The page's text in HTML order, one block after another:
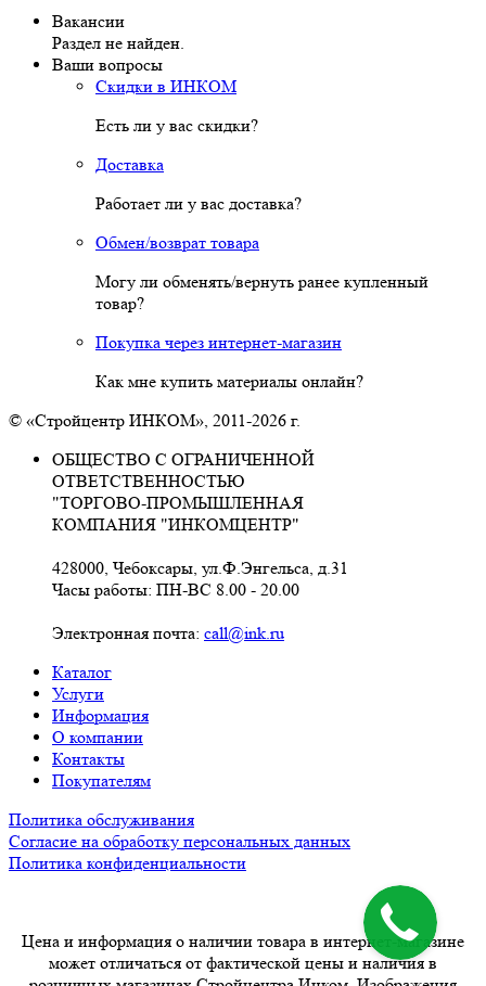
Вакансии
Раздел не найден.
Ваши вопросы
Скидки в ИНКОМ
Есть ли у вас скидки?
Доставка
Работает ли у вас доставка?
Обмен/возврат товара
Могу ли обменять/вернуть ранее купленный
товар?
Покупка через интернет-магазин
Как мне купить материалы онлайн?
© «Стройцентр ИНКОМ», 2011-2026 г.
ОБЩЕСТВО С ОГРАНИЧЕННОЙ
ОТВЕТСТВЕННОСТЬЮ
"ТОРГОВО-ПРОМЫШЛЕННАЯ
КОМПАНИЯ "ИНКОМЦЕНТР"
428000, Чебоксары, ул.Ф.Энгельса, д.31
Часы работы: ПН-ВС 8.00 - 20.00
Электронная почта: call@ink.ru
Каталог
Услуги
Информация
О компании
Контакты
Покупателям
Политика обслуживания
Согласие на обработку персональных данных
Политика конфиденциальности
Цена и информация о наличии товара в интернет-магазине
может отличаться от фактической цены и наличия в